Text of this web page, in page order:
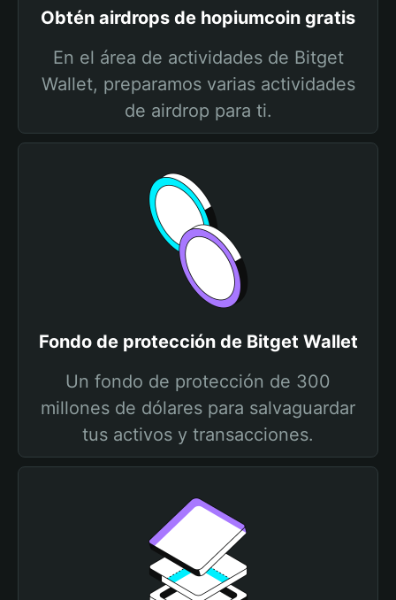
Obtén airdrops de hopiumcoin gratis
En el área de actividades de Bitget
Wallet, preparamos varias actividades
de airdrop para ti.
Fondo de protección de Bitget Wallet
Un fondo de protección de 300
millones de dólares para salvaguardar
tus activos y transacciones.